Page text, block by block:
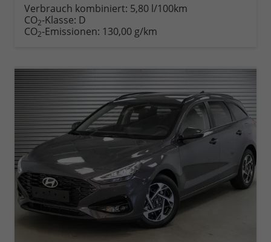
anfordern
Datei,
Verbrauch kombiniert: 5,80 l/100km
CO2-Klasse: D
CO2-Emissionen: 130,00 g/km